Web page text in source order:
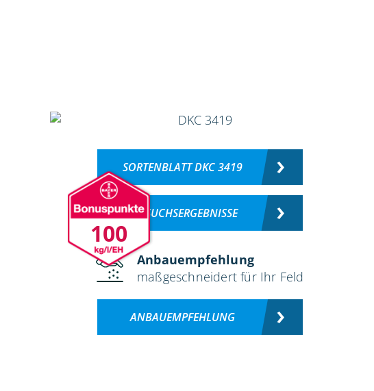
100
SORTENBLATT DKC 3419
VERSUCHSERGEBNISSE
Anbauempfehlung
maßgeschneidert für Ihr Feld
ANBAUEMPFEHLUNG